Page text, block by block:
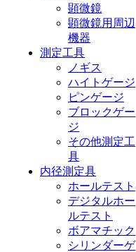
顕微鏡
顕微鏡用周辺
機器
測定工具
ノギス
ハイトゲージ
ピンゲージ
ブロックゲー
ジ
その他測定工
具
内径測定具
ホールテスト
デジタルホー
ルテスト
ボアマチック
シリンダーゲ